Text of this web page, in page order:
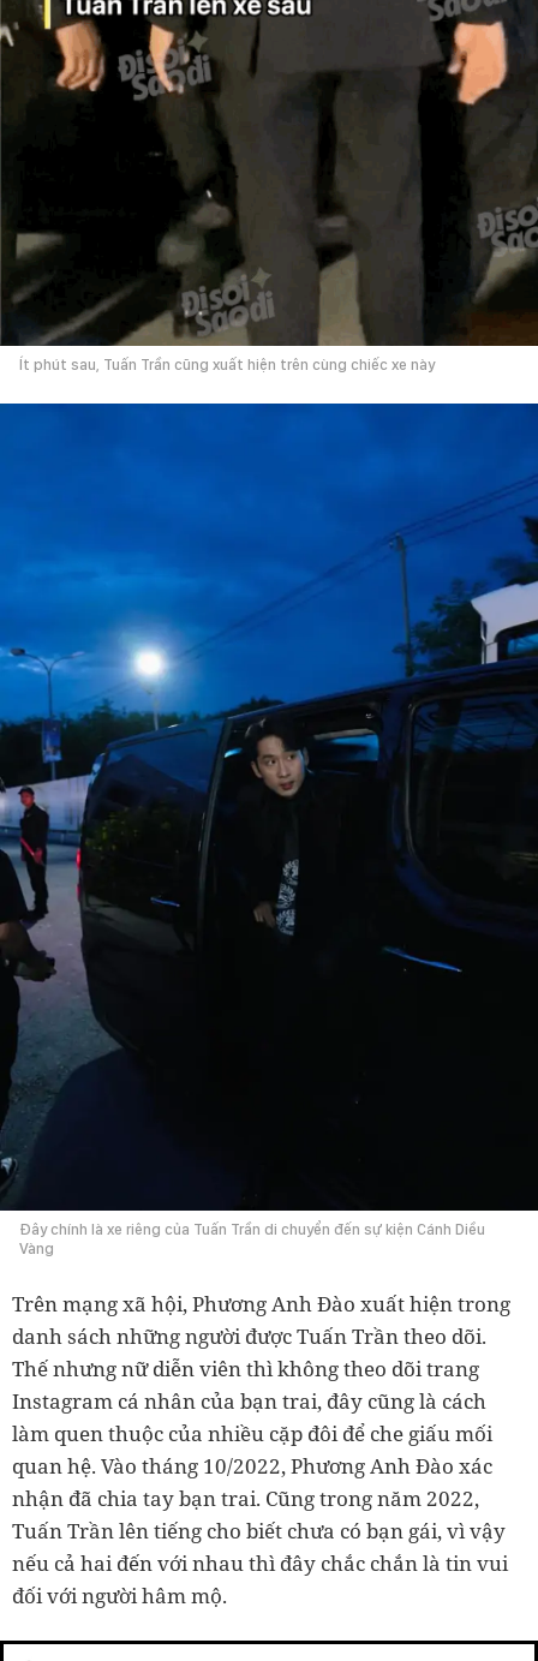
Ít phút sau, Tuấn Trần cũng xuất hiện trên cùng chiếc xe này
Đây chính là xe riêng của Tuấn Trần di chuyển đến sự kiện Cánh Diều
Vàng
Trên mạng xã hội, Phương Anh Đào xuất hiện trong
danh sách những người được Tuấn Trần theo dõi.
Thế nhưng nữ diễn viên thì không theo dõi trang
Instagram cá nhân của bạn trai, đây cũng là cách
làm quen thuộc của nhiều cặp đôi để che giấu mối
quan hệ. Vào tháng 10/2022, Phương Anh Đào xác
nhận đã chia tay bạn trai. Cũng trong năm 2022,
Tuấn Trần lên tiếng cho biết chưa có bạn gái, vì vậy
nếu cả hai đến với nhau thì đây chắc chắn là tin vui
đối với người hâm mộ.